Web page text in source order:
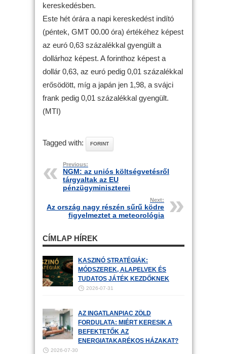
kereskedésben.
Este hét órára a napi kereskedést indító
(péntek, GMT 00.00 óra) értékéhez képest
az euró 0,63 százalékkal gyengült a
dollárhoz képest. A forinthoz képest a
dollár 0,63, az euró pedig 0,01 százalékkal
erősödött, míg a japán jen 1,98, a svájci
frank pedig 0,01 százalékkal gyengült.
(MTI)
Tagged with: FORINT
Previous:
NGM: az uniós költségvetésről
tárgyaltak az EU
pénzügyminiszterei
Next:
Az ország nagy részén sűrű ködre
figyelmeztet a meteorológia
CÍMLAP HÍREK
KASZINÓ STRATÉGIÁK:
MÓDSZEREK, ALAPELVEK ÉS
TUDATOS JÁTÉK KEZDŐKNEK
2026-07-31
AZ INGATLANPIAC ZÖLD
FORDULATA: MIÉRT KERESIK A
BEFEKTETŐK AZ
ENERGIATAKARÉKOS HÁZAKAT?
2026-07-30